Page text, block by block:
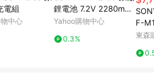
網站公告為準。
電組
中心
鋰電池 7.2V 2280mAh
(公司貨) 原廠紙盒包
Yahoo購物中心
0.3%
F-
東森